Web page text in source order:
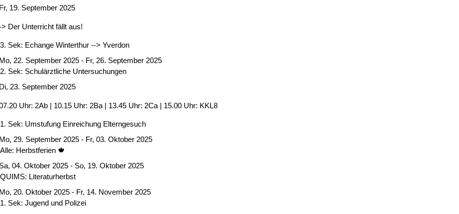
19. September 2025
> Der Unterricht fällt aus!
3. Sek: Echange Winterthur --> Yverdon
22. September 2025 - Fr, 26. September 2025
2. Sek: Schulärztliche Untersuchungen
23. September 2025
Uhr: 2Ab | 10.15 Uhr: 2Ba | 13.45 Uhr: 2Ca | 15.00 Uhr: KKL8
1. Sek: Umstufung Einreichung Elterngesuch
29. September 2025 - Fr, 03. Oktober 2025
Alle: Herbstferien 🍁
04. Oktober 2025 - So, 19. Oktober 2025
QUIMS: Literaturherbst
20. Oktober 2025 - Fr, 14. November 2025
1. Sek: Jugend und Polizei